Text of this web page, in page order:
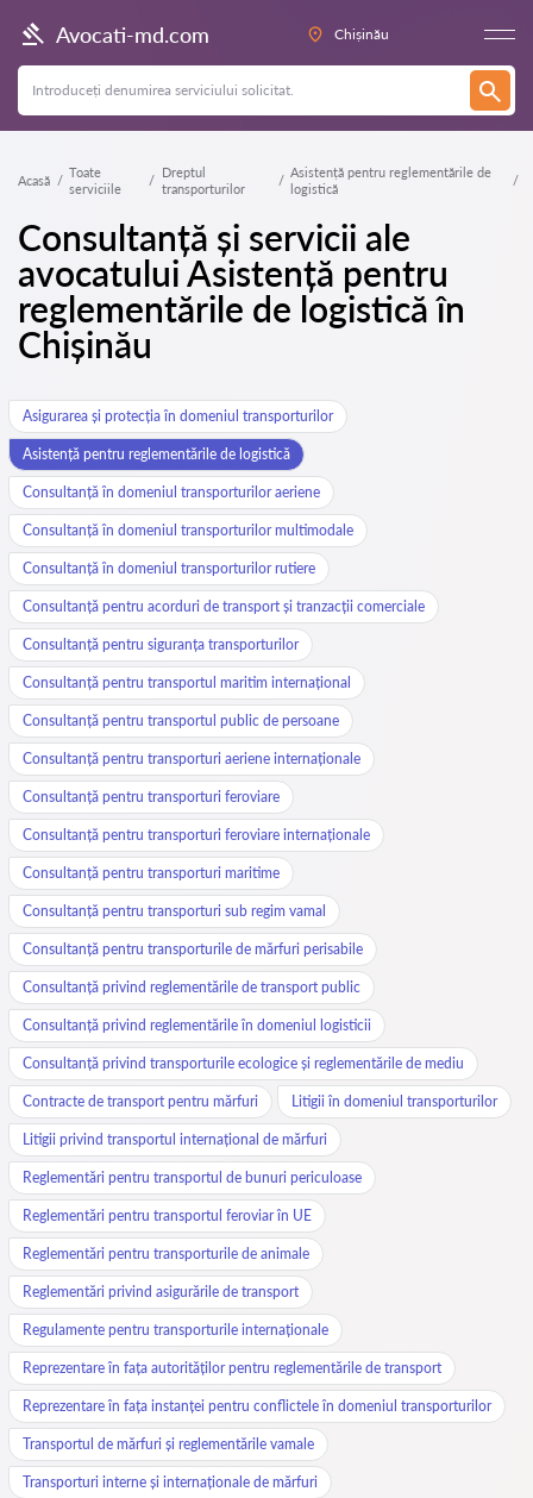
Avocati-md.com Chișinău
Acasă
Toate
serviciile
Dreptul
transporturilor
Asistență pentru reglementările de
logistică
Consultanță și servicii ale
avocatului Asistență pentru
reglementările de logistică în
Chișinău
Asigurarea și protecția în domeniul transporturilor
Asistență pentru reglementările de logistică
Consultanță în domeniul transporturilor aeriene
Consultanță în domeniul transporturilor multimodale
Consultanță în domeniul transporturilor rutiere
Consultanță pentru acorduri de transport și tranzacții comerciale
Consultanță pentru siguranța transporturilor
Consultanță pentru transportul maritim internațional
Consultanță pentru transportul public de persoane
Consultanță pentru transporturi aeriene internaționale
Consultanță pentru transporturi feroviare
Consultanță pentru transporturi feroviare internaționale
Consultanță pentru transporturi maritime
Consultanță pentru transporturi sub regim vamal
Consultanță pentru transporturile de mărfuri perisabile
Consultanță privind reglementările de transport public
Consultanță privind reglementările în domeniul logisticii
Consultanță privind transporturile ecologice și reglementările de mediu
Contracte de transport pentru mărfuri Litigii în domeniul transporturilor
Litigii privind transportul internațional de mărfuri
Reglementări pentru transportul de bunuri periculoase
Reglementări pentru transportul feroviar în UE
Reglementări pentru transporturile de animale
Reglementări privind asigurările de transport
Regulamente pentru transporturile internaționale
Reprezentare în fața autorităților pentru reglementările de transport
Reprezentare în fața instanței pentru conflictele în domeniul transporturilor
Transportul de mărfuri și reglementările vamale
Transporturi interne și internaționale de mărfuri